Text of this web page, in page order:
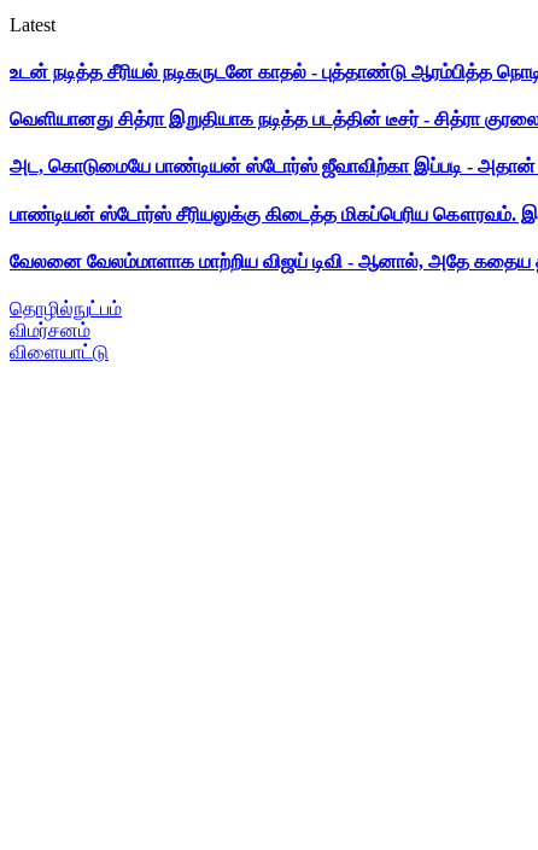
Latest
உடன் நடித்த சீரியல் நடிகருடனே காதல் - புத்தாண்டு ஆரம்பித்த
வெளியானது சித்ரா இறுதியாக நடித்த படத்தின் டீசர் - சித்ரா
அட, கொடுமையே பாண்டியன் ஸ்டோர்ஸ் ஜீவாவிற்கா இப்படி - அதான்
பாண்டியன் ஸ்டோர்ஸ் சீரியலுக்கு கிடைத்த மிகப்பெரிய கௌரவம்.
வேலனை வேலம்மாளாக மாற்றிய விஜய் டிவி - ஆனால், அதே
தொழில்நுட்பம்
விமர்சனம்
விளையாட்டு